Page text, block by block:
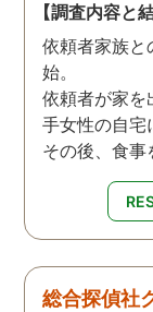
【調査内容と
依頼者家族と
始。
依頼者が家を
手女性の自宅
その後、食事
総合探偵社